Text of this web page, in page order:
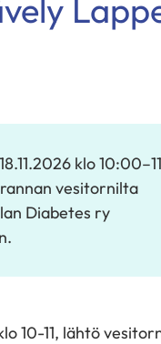
klo 10:00–
vesitornilta
Diabetes ry
10-11, lähtö